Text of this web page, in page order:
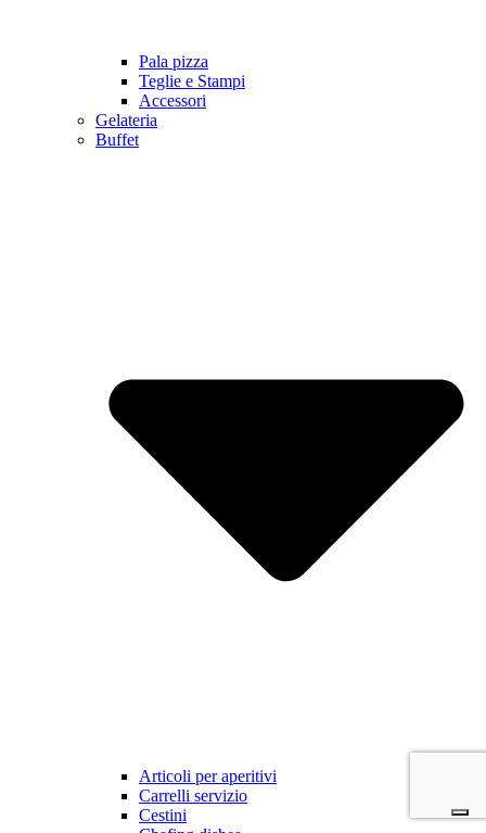
Pala pizza
Teglie e Stampi
Accessori
Gelateria
Buffet
Articoli per aperitivi
Carrelli servizio
Cestini